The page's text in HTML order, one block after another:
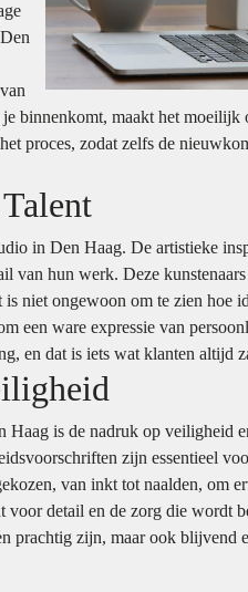
binnenkomt, maakt het moeilijk
proces, zodat zelfs de
in Den Haag. De artistieke
van hun werk. Deze
niet ongewoon om te zien hoe
een ware expressie van
en dat is iets wat klanten altijd
Haag is de nadruk op veiligheid
zijn essentieel
van inkt tot naalden, om
voor detail en de zorg die wordt
prachtig zijn, maar ook blijvend